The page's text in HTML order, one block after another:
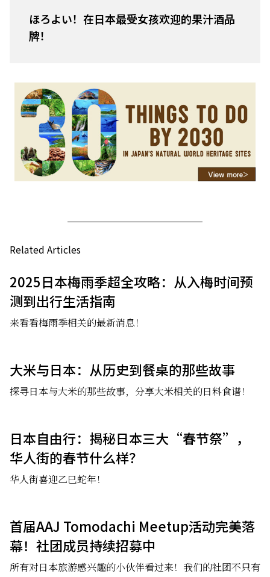
ほろよい！在日本最受女孩欢迎的果汁酒品
牌！
Related Articles
2025日本梅雨季超全攻略：从入梅时间预
测到出行生活指南
来看看梅雨季相关的最新消息！
大米与日本：从历史到餐桌的那些故事
探寻日本与大米的那些故事，分享大米相关的日料食谱！
日本自由行：揭秘日本三大“春节祭”，
华人街的春节什么样？
华人街喜迎乙巳蛇年！
首届AAJ Tomodachi Meetup活动完美落
幕！社团成员持续招募中
所有对日本旅游感兴趣的小伙伴看过来！我们的社团不只有